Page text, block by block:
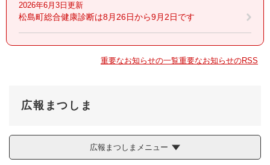
2026年6月3日更新
松島町総合健康診断は8月26日から9月2日です
重要なお知らせの一覧重要なお知らせのRSS
広報まつしま
広報まつしまメニュー